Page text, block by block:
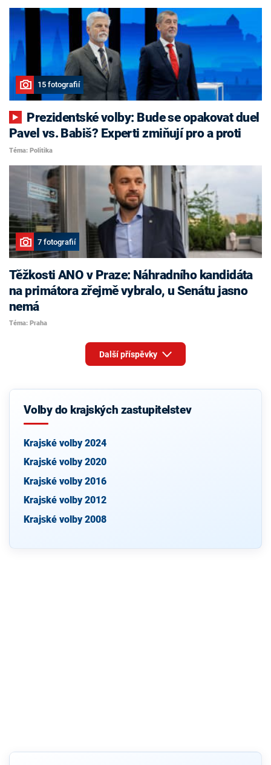
15 fotografií
Pavel vs. Babiš? Experti zmiňují pro a proti
Téma: Politika
7 fotografií
Těžkosti ANO v Praze: Náhradního kandidáta
na primátora zřejmě vybralo, u Senátu jasno
nemá
Téma: Praha
Další příspěvky
Volby do krajských zastupitelstev
Krajské volby 2024
Krajské volby 2020
Krajské volby 2016
Krajské volby 2012
Krajské volby 2008